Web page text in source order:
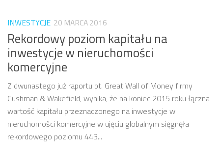
INWESTYCJE 20 MARCA 2016
Rekordowy poziom kapitału na
inwestycje w nieruchomości
komercyjne
Z dwunastego już raportu pt. Great Wall of Money firmy
Cushman & Wakefield, wynika, że na koniec 2015 roku łączna
wartość kapitału przeznaczonego na inwestycje w
nieruchomości komercyjne w ujęciu globalnym sięgnęła
rekordowego poziomu 443...